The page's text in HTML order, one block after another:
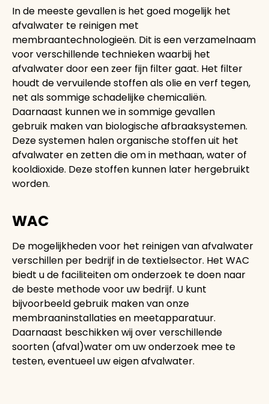
In de meeste gevallen is het goed mogelijk het
afvalwater te reinigen met
membraantechnologieën. Dit is een verzamelnaam
voor verschillende technieken waarbij het
afvalwater door een zeer fijn filter gaat. Het filter
houdt de vervuilende stoffen als olie en verf tegen,
net als sommige schadelijke chemicaliën.
Daarnaast kunnen we in sommige gevallen
gebruik maken van biologische afbraaksystemen.
Deze systemen halen organische stoffen uit het
afvalwater en zetten die om in methaan, water of
kooldioxide. Deze stoffen kunnen later hergebruikt
worden.
WAC
De mogelijkheden voor het reinigen van afvalwater
verschillen per bedrijf in de textielsector. Het WAC
biedt u de faciliteiten om onderzoek te doen naar
de beste methode voor uw bedrijf. U kunt
bijvoorbeeld gebruik maken van onze
membraaninstallaties en meetapparatuur.
Daarnaast beschikken wij over verschillende
soorten (afval)water om uw onderzoek mee te
testen, eventueel uw eigen afvalwater.